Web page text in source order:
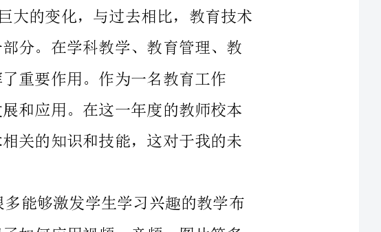
师培训等多个方面，教育技术发挥了重要作用。作为一名教育工作
者，我也始终关注着教育技术的发展和应用。在这一年度的教师校本
首先，在教学中，我学到了很多能够激发学生学习兴趣的教学布
置和策略。在课堂教学中，我学习了如何应用视频、音频、图片等多
提高他们的听力水平。此外，在编写教材过程中，我学习了如何利用